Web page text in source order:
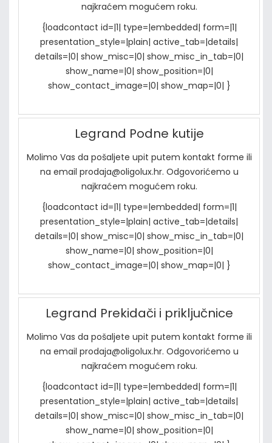
najkraćem mogućem roku.
{loadcontact id=|1| type=|embedded| form=|1|
presentation_style=|plain| active_tab=|details|
details=|0| show_misc=|0| show_misc_in_tab=|0|
show_name=|0| show_position=|0|
show_contact_image=|0| show_map=|0| }
Legrand Podne kutije
Molimo Vas da pošaljete upit putem kontakt forme ili
na email prodaja@oligolux.hr. Odgovorićemo u
najkraćem mogućem roku.
{loadcontact id=|1| type=|embedded| form=|1|
presentation_style=|plain| active_tab=|details|
details=|0| show_misc=|0| show_misc_in_tab=|0|
show_name=|0| show_position=|0|
show_contact_image=|0| show_map=|0| }
Legrand Prekidači i priključnice
Molimo Vas da pošaljete upit putem kontakt forme ili
na email prodaja@oligolux.hr. Odgovorićemo u
najkraćem mogućem roku.
{loadcontact id=|1| type=|embedded| form=|1|
presentation_style=|plain| active_tab=|details|
details=|0| show_misc=|0| show_misc_in_tab=|0|
show_name=|0| show_position=|0|